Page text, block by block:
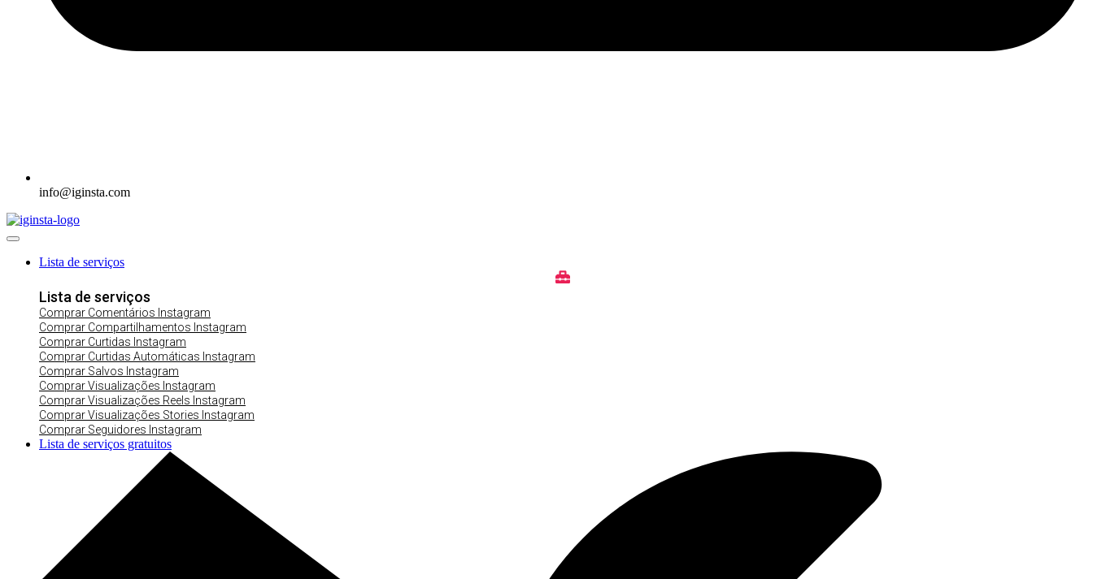
info@iginsta.com
Lista de serviços
Lista de serviços
Comprar Comentários Instagram
Comprar Compartilhamentos Instagram
Comprar Curtidas Instagram
Comprar Curtidas Automáticas Instagram
Comprar Salvos Instagram
Comprar Visualizações Instagram
Comprar Visualizações Reels Instagram
Comprar Visualizações Stories Instagram
Comprar Seguidores Instagram
Lista de serviços gratuitos